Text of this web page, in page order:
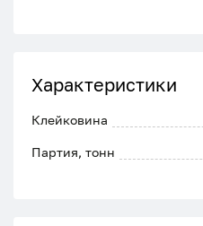
Характеристики
Клейковина
Партия, тонн